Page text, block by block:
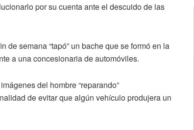
por su cuenta ante el descuido de las
de semana “tapó” un bache que se formó en la
a una concesionaria de automóviles.
del hombre “reparando”
de evitar que algún vehículo produjera un